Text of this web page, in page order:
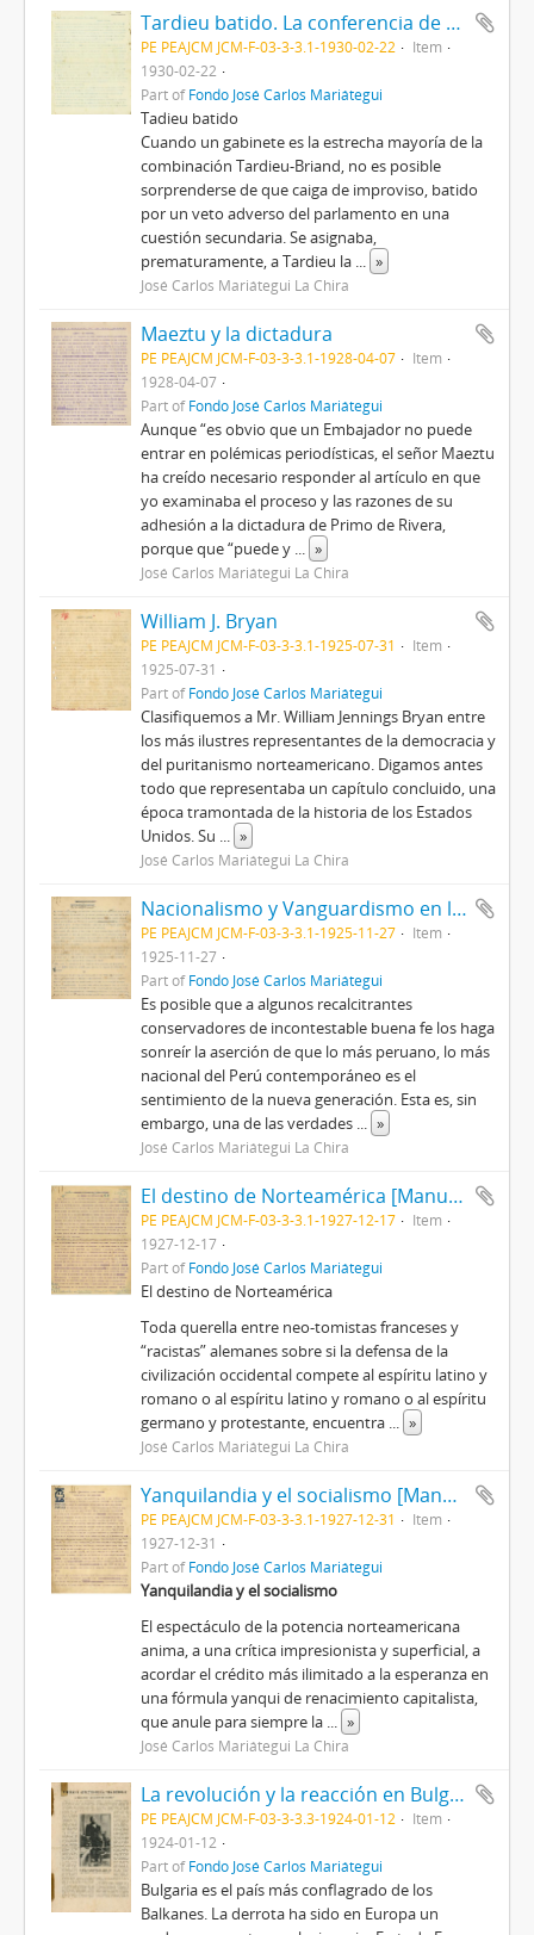
Tardieu batido. La conferencia de Londres.
PE PEAJCM JCM-F-03-3-3.1-1930-02-22
Item
1930-02-22
Part ofFondo José Carlos Mariátegui
Tadieu batido
Cuando un gabinete es la estrecha mayoría de la
combinación Tardieu-Briand, no es posible
sorprenderse de que caiga de improviso, batido
por un veto adverso del parlamento en una
cuestión secundaria. Se asignaba,
prematuramente, a Tardieu la ... »
José Carlos Mariátegui La Chira
Maeztu y la dictadura
PE PEAJCM JCM-F-03-3-3.1-1928-04-07
Item
1928-04-07
Part ofFondo José Carlos Mariátegui
Aunque “es obvio que un Embajador no puede
entrar en polémicas periodísticas, el señor Maeztu
ha creído necesario responder al artículo en que
yo examinaba el proceso y las razones de su
adhesión a la dictadura de Primo de Rivera,
porque que “puede y ... »
José Carlos Mariátegui La Chira
William J. Bryan
PE PEAJCM JCM-F-03-3-3.1-1925-07-31
Item
1925-07-31
Part ofFondo José Carlos Mariátegui
Clasifiquemos a Mr. William Jennings Bryan entre
los más ilustres representantes de la democracia y
del puritanismo norteamericano. Digamos antes
todo que representaba un capítulo concluido, una
época tramontada de la historia de los Estados
Unidos. Su ... »
José Carlos Mariátegui La Chira
Nacionalismo y Vanguardismo en la ideología política
PE PEAJCM JCM-F-03-3-3.1-1925-11-27
Item
1925-11-27
Part ofFondo José Carlos Mariátegui
Es posible que a algunos recalcitrantes
conservadores de incontestable buena fe los haga
sonreír la aserción de que lo más peruano, lo más
nacional del Perú contemporáneo es el
sentimiento de la nueva generación. Esta es, sin
embargo, una de las verdades ... »
José Carlos Mariátegui La Chira
El destino de Norteamérica [Manuscrito]
PE PEAJCM JCM-F-03-3-3.1-1927-12-17
Item
1927-12-17
Part ofFondo José Carlos Mariátegui
El destino de Norteamérica
Toda querella entre neo-tomistas franceses y
“racistas” alemanes sobre si la defensa de la
civilización occidental compete al espíritu latino y
romano o al espíritu latino y romano o al espíritu
germano y protestante, encuentra ... »
José Carlos Mariátegui La Chira
Yanquilandia y el socialismo [Manuscrito]
PE PEAJCM JCM-F-03-3-3.1-1927-12-31
Item
1927-12-31
Part ofFondo José Carlos Mariátegui
Yanquilandia y el socialismo
El espectáculo de la potencia norteamericana
anima, a una crítica impresionista y superficial, a
acordar el crédito más ilimitado a la esperanza en
una fórmula yanqui de renacimiento capitalista,
que anule para siempre la ... »
José Carlos Mariátegui La Chira
La revolución y la reacción en Bulgaria
PE PEAJCM JCM-F-03-3-3.3-1924-01-12
Item
1924-01-12
Part ofFondo José Carlos Mariátegui
Bulgaria es el país más conflagrado de los
Balkanes. La derrota ha sido en Europa un